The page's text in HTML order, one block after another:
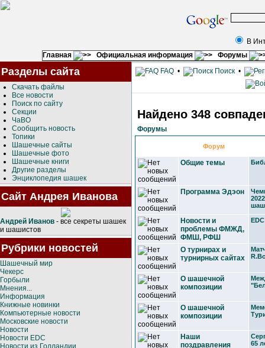
В
Главная
Официальная информация Форумы
Разделы сайта
Скачать файлы
Все новости
Поиск по сайту
Секции
ЧаВО
Сообщить новость
Топики
Шашечные сайты
Шашечные фото
Шашечные книги
Другие разделы
Энциклопедия шашек
Сайт Андрея Иванова
Андрей Иванов - все секреты шашек
и шашистов
Рубрики новостей
Шашечный мир
Чекерс
Горбыли
Мнения...
Информация
Книжные новинки
Компьютерные новости
Московские новости
Новости
Новости EDC
Новости из Голландии
FAQ • Поиск •
Найдено 348
Форумы
Форум
Общие темы
Программа Эдэон
Новости и
проблемы ФМЖД,
ФМШ, РФШ
EDC
О турнирах и
турнирных сайтах
О шашечной
композиции
О шашечной
композиции
Наши
поздравления
65